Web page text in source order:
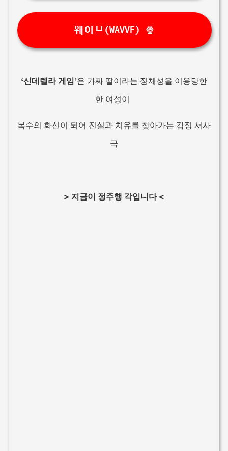
웨이브(WAVVE) 🍿
‘신데렐라 게임’은 가짜 딸이라는 정체성을 이용당한
한 여성이
복수의 화신이 되어 진실과 치유를 찾아가는 감정 서사
극
> 지금이 정주행 각입니다 <